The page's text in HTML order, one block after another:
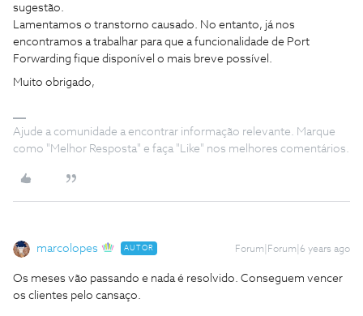
sugestão.
Lamentamos o transtorno causado. No entanto, já nos
encontramos a trabalhar para que a funcionalidade de Port
Forwarding fique disponível o mais breve possível.
Muito obrigado,
Ajude a comunidade a encontrar informação relevante. Marque
como "Melhor Resposta" e faça "Like" nos melhores comentários.
marcolopes AUTOR Forum|Forum|6 years ago
Os meses vão passando e nada é resolvido. Conseguem vencer
os clientes pelo cansaço.